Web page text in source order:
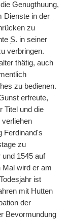
Genugthuung,
Dienste in der
zu
S. in seiner
verbringen.
thätig, auch
zu bedienen.
erfreute,
Titel und die
verliehen
Ferdinand's
zu
und 1545 auf
wird er am
ist
mit Hutten
der
Bevormundung